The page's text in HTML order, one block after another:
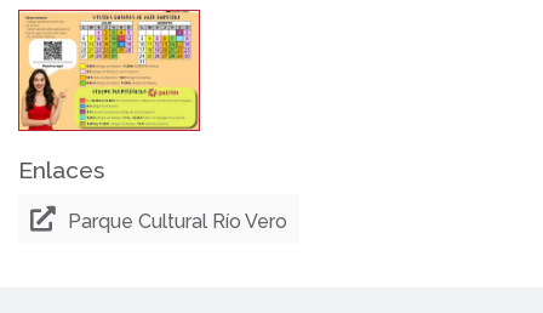
Enlaces
Parque Cultural Río Vero